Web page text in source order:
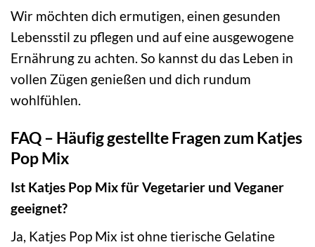
Wir möchten dich ermutigen, einen gesunden
Lebensstil zu pflegen und auf eine ausgewogene
Ernährung zu achten. So kannst du das Leben in
vollen Zügen genießen und dich rundum
wohlfühlen.
FAQ – Häufig gestellte Fragen zum Katjes
Pop Mix
Ist Katjes Pop Mix für Vegetarier und Veganer
geeignet?
Ja, Katjes Pop Mix ist ohne tierische Gelatine